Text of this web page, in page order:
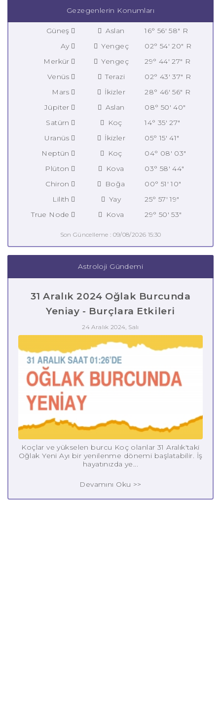
Gezegenlerin Konumları
Güneş Aslan
16° 56' 58" R
Ay
Yengeç
02° 54' 20" R
Merkür
Yengeç
29° 44' 27" R
Venüs
Terazi
02° 43' 37" R
Mars
İkizler
28° 46' 56" R
Jüpiter
Aslan
08° 50' 40"
Satürn
Koç
14° 35' 27"
Uranüs
İkizler
05° 15' 41"
Neptün
Koç
04° 08' 03"
Plüton
Kova
03° 58' 44"
Chiron
Boğa
00° 51' 10"
Lilith
Yay
25° 57' 19"
True Node
Kova 29° 50' 53"
Son Güncelleme : 09/08/2026 15:30
Astroloji Gündemi
31 Aralık 2024 Oğlak Burcunda
Yeniay - Burçlara Etkileri
24 Aralık 2024, Salı
Koçlar ve yükselen burcu Koç olanlar 31 Aralık'taki
Oğlak Yeni Ayı bir yenilenme dönemi başlatabilir. İş
hayatınızda ye...
Devamını Oku >>